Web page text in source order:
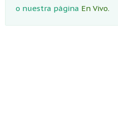
o nuestra página En Vivo.